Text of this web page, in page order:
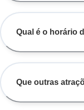
Qual é o horário
Que outras